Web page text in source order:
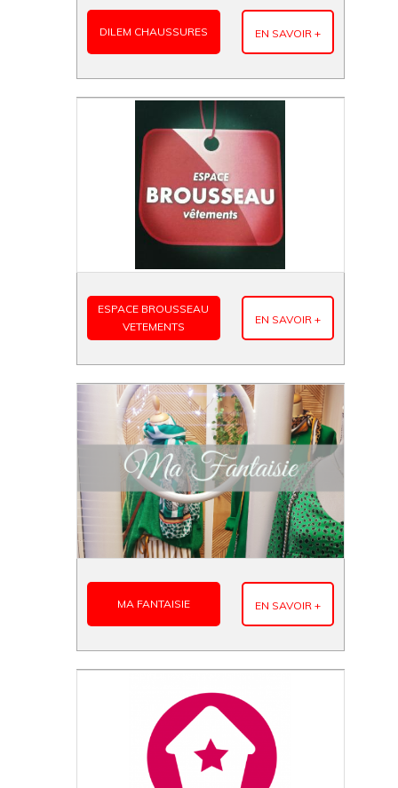
DILEM CHAUSSURES EN SAVOIR +
ESPACE BROUSSEAU
VETEMENTS
EN SAVOIR +
MA FANTAISIE EN SAVOIR +